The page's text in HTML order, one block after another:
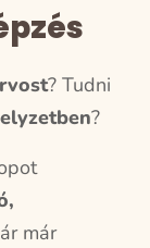
?Tudni
?
már